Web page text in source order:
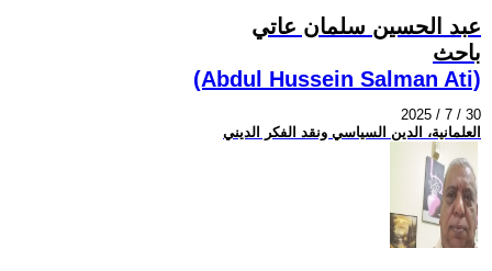
عبد الحسين سلمان عاتي
باحث
(Abdul Hussein Salman Ati)
2025 / 7 / 30
العلمانية، الدين السياسي ونقد الفكر الديني